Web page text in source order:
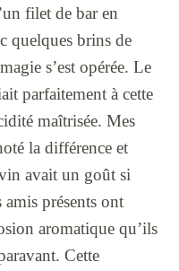
filet de bar en
quelques brins de
s’est opérée. Le
parfaitement à cette
maîtrisée. Mes
la différence et
avait un goût si
présents ont
aromatique qu’ils
Cette